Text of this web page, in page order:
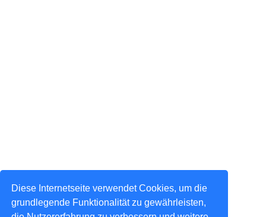
Diese Internetseite verwendet Cookies, um die
grundlegende Funktionalität zu gewährleisten,